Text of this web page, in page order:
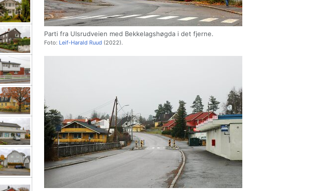
Parti fra Ulsrudveien med Bekkelagshøgda i det fjerne.
Foto: Leif-Harald Ruud (2022).